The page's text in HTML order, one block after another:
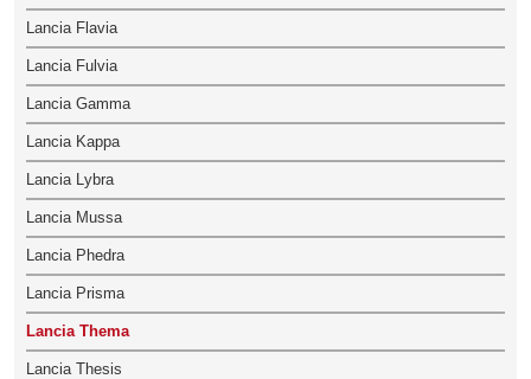
Lancia Flavia
Lancia Fulvia
Lancia Gamma
Lancia Kappa
Lancia Lybra
Lancia Mussa
Lancia Phedra
Lancia Prisma
Lancia Thema
Lancia Thesis